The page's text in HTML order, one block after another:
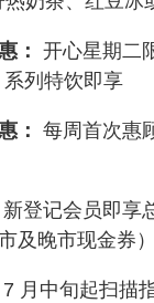
： 开心星期二
列特饮即享
： 每周首次惠
新登记会员即享
及晚市现金券）
7 月中旬起扫描